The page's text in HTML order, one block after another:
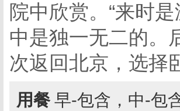
院中欣赏。“来时
中是独一无二的。
次返回北京，选择
用餐 早-包含，中-包